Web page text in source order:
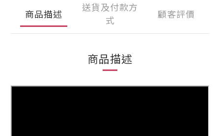
商品描述
送貨及付款方
式
顧客評價
商品描述